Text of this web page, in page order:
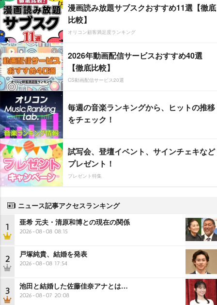
漫画読み放題サブスクおすすめ11選【徹底
比較】
オリコン顧客満足度ランキング
2026年動画配信サービスおすすめ40選
【徹底比較】
CS動画配信サービス20選
毎週の音楽ランキングから、ヒットの推移
をチェック！
試写会、登壇イベント、サインチェキなど
プレゼント！
プレゼント特集
ニュース記事アクセスランキング
1 亜希 元夫・清原和博との現在の関係
2026-08-08 08:15
2 戸塚純貴、結婚を発表
2026-08-08 17:54
3 池田と結婚した佐藤佳奈アナとは…
2026-08-07 20:08